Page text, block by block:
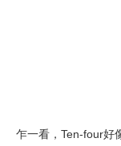
乍一看，Ten-four好